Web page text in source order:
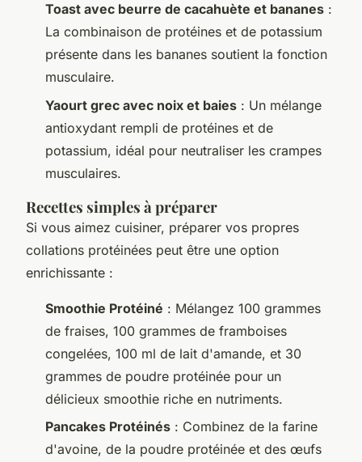
Toast avec beurre de cacahuète et bananes :
La combinaison de protéines et de potassium
présente dans les bananes soutient la fonction
musculaire.
Yaourt grec avec noix et baies : Un mélange
antioxydant rempli de protéines et de
potassium, idéal pour neutraliser les crampes
musculaires.
Recettes simples à préparer
Si vous aimez cuisiner, préparer vos propres
collations protéinées peut être une option
enrichissante :
Smoothie Protéiné : Mélangez 100 grammes
de fraises, 100 grammes de framboises
congelées, 100 ml de lait d'amande, et 30
grammes de poudre protéinée pour un
délicieux smoothie riche en nutriments.
Pancakes Protéinés : Combinez de la farine
d'avoine, de la poudre protéinée et des œufs